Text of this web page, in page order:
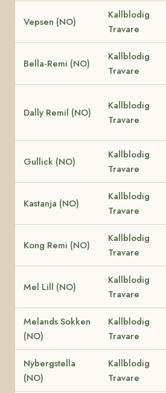
Vepsen (NO)
Kallblodig
Travare
Bella-Remi (NO)
Kallblodig
Travare
Dally Remil (NO)
Kallblodig
Travare
Gullick (NO)
Kallblodig
Travare
Kastanja (NO)
Kallblodig
Travare
Kong Remi (NO)
Kallblodig
Travare
Mel Lill (NO)
Kallblodig
Travare
Melands Sokken
(NO)
Kallblodig
Travare
Nybergstella
(NO)
Kallblodig
Travare